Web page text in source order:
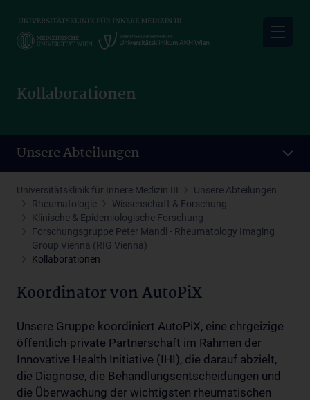
main
Kollaborationen
Unsere Abteilungen
Universitätsklinik für Innere Medizin III
Unsere Abteilungen
Rheumatologie
Wissenschaft & Forschung
Klinische & Epidemiologische Forschung
Forschungsgruppe Peter Mandl - Rheumatology Imaging
Group Vienna (RIG Vienna)
Kollaborationen
Koordinator von AutoPiX
Unsere Gruppe koordiniert AutoPiX, eine ehrgeizige
öffentlich-private Partnerschaft im Rahmen der
Innovative Health Initiative (IHI), die darauf abzielt,
die Diagnose, die Behandlungsentscheidungen und
die Überwachung der wichtigsten rheumatischen